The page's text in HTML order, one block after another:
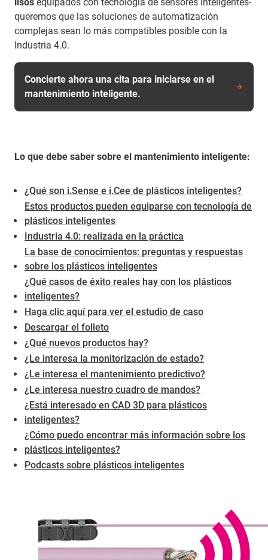
queremos que las soluciones de automatización
complejas sean lo más compatibles posible con la
Industria 4.0.
Concierte ahora una cita para iniciarse en el
mantenimiento inteligente.
Lo que debe saber sobre el mantenimiento inteligente:
¿Qué son i.Sense e i.Cee de plásticos inteligentes?
Estos productos pueden equiparse con tecnología de
plásticos inteligentes
Industria 4.0: realizada en la práctica
La base de conocimientos: preguntas y respuestas
sobre los plásticos inteligentes
¿Qué casos de éxito reales hay con los plásticos
inteligentes?
Haga clic aquí para ver el estudio de caso
Descargar el folleto
¿Qué nuevos productos hay?
¿Le interesa la monitorización de estado?
¿Le interesa el mantenimiento predictivo?
¿Le interesa nuestro cuadro de mandos?
¿Está interesado en CAD 3D para plásticos
inteligentes?
​​​​​​​¿Cómo puedo encontrar más información sobre los
plásticos inteligentes?
Podcasts sobre plásticos inteligentes